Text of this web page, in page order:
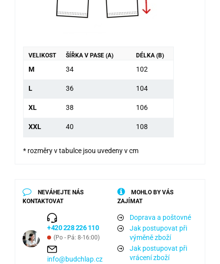
VELIKOST ŠÍŘKA V PASE (A) DÉLKA (B)
M 34 102
L 36 104
XL 38 106
XXL 40 108
* rozměry v tabulce jsou uvedeny v cm
NEVÁHEJTE NÁS
KONTAKTOVAT
+420 228 226 110
(Po - Pá: 8-16:00)
info@budchlap.cz
MOHLO BY VÁS
ZAJÍMAT
Doprava a poštovné
Jak postupovat při
výměně zboží
Jak postupovat při
vrácení zboží